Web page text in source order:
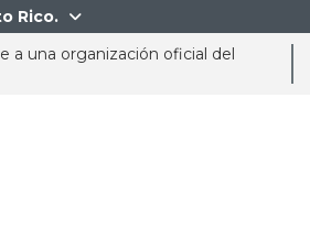
Rico. 
a una organización oficial del